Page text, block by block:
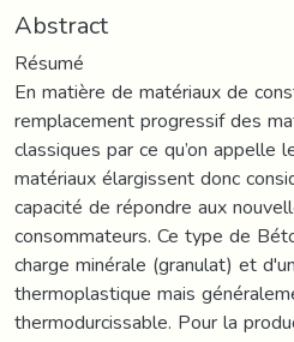
Abstract
Résumé
En matière de matériaux de
remplacement progressif des
classiques par ce qu’on appelle
matériaux élargissent donc
capacité de répondre aux
consommateurs. Ce type de
charge minérale (granulat) et
thermoplastique mais
thermodurcissable. Pour la